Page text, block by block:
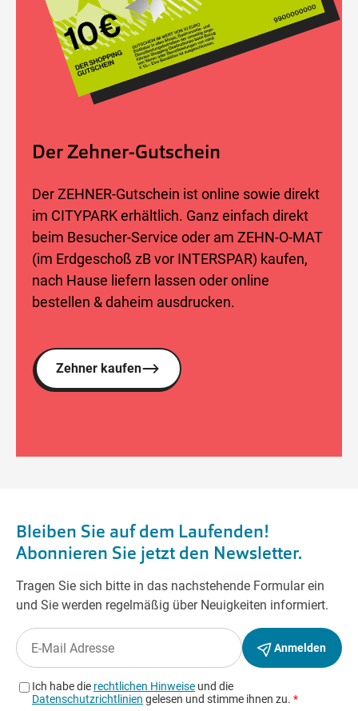
Der Zehner-Gutschein
Der ZEHNER-Gutschein ist online sowie direkt
im CITYPARK erhältlich. Ganz einfach direkt
beim Besucher-Service oder am ZEHN-O-MAT
(im Erdgeschoß zB vor INTERSPAR) kaufen,
nach Hause liefern lassen oder online
bestellen & daheim ausdrucken.
Zehner kaufen